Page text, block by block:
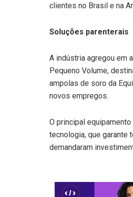
clientes no Brasil e na
Soluções parenterais
A indústria agregou em
Pequeno Volume,
ampolas de soro da
novos empregos.
O principal
tecnologia, que garante
demandaram